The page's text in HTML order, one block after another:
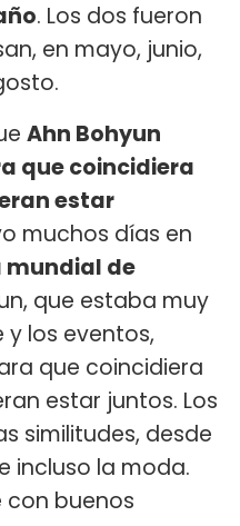
. Los dos fueron
en mayo, junio,
Ahn Bohyun
que coincidiera
estar
muchos días en
mundial de
que estaba muy
los eventos,
que coincidiera
estar juntos. Los
similitudes, desde
incluso la moda.
con buenos